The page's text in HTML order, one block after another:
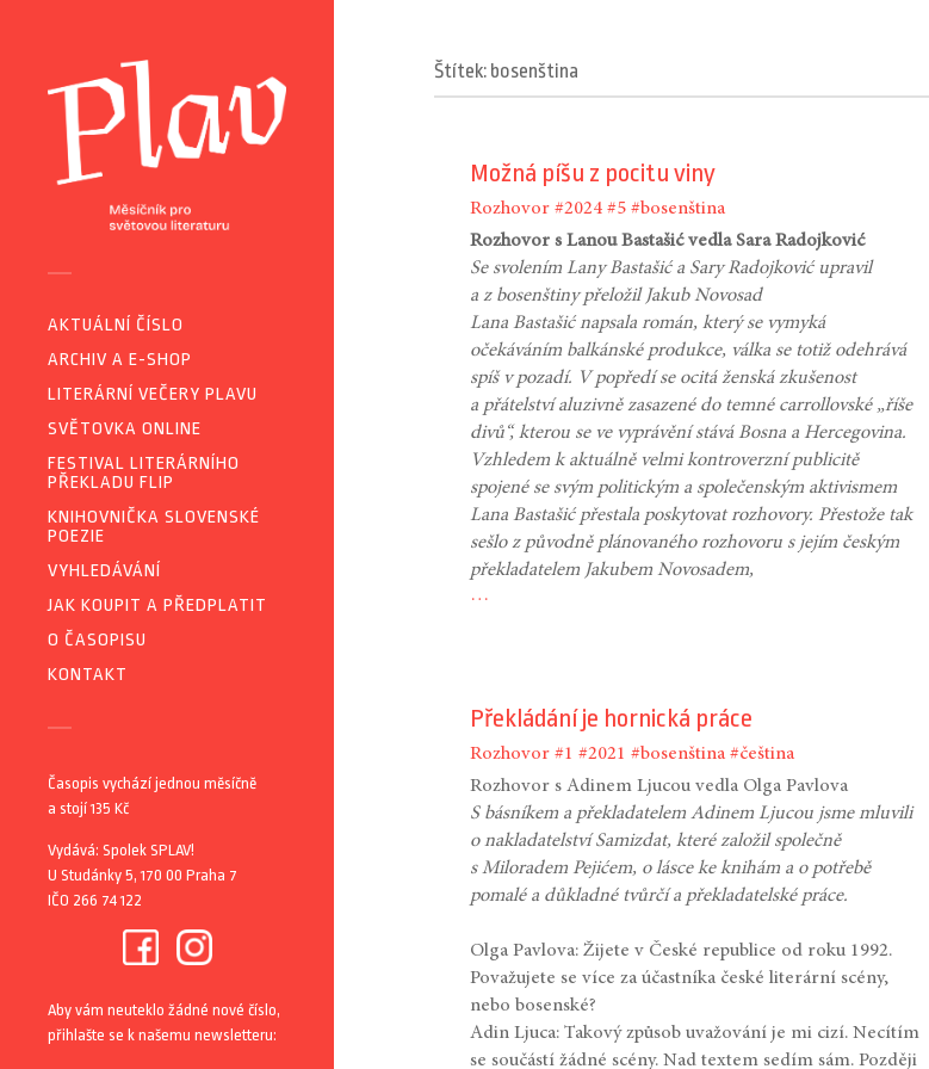
AKTUÁLNÍ ČÍSLO
ARCHIV A E-SHOP
LITERÁRNÍ VEČERY PLAVU
SVĚTOVKA ONLINE
FESTIVAL LITERÁRNÍHO
PŘEKLADU FLIP
KNIHOVNIČKA SLOVENSKÉ
POEZIE
VYHLEDÁVÁNÍ
JAK KOUPIT A PŘEDPLATIT
O ČASOPISU
KONTAKT
Časopis vychází jednou měsíčně
a stojí 135 Kč
Vydává: Spolek SPLAV!
U Studánky 5, 170 00 Praha 7
IČO 266 74 122
Aby vám neuteklo žádné nové číslo,
přihlašte se k našemu newsletteru:
Štítek: bosenština
Možná píšu z pocitu viny
Rozhovor #2024 #5 #bosenština
Rozhovor s Lanou Bastašić vedla Sara Radojković
Se svolením Lany Bastašić a Sary Radojković upravil
a z bosenštiny přeložil Jakub Novosad
Lana Bastašić napsala román, který se vymyká
očekáváním balkánské produkce, válka se totiž odehrává
spíš v pozadí. V popředí se ocitá ženská zkušenost
a přátelství aluzivně zasazené do temné carrollovské „říše
divů“, kterou se ve vyprávění stává Bosna a Hercegovina.
Vzhledem k aktuálně velmi kontroverzní publicitě
spojené se svým politickým a společenským aktivismem
Lana Bastašić přestala poskytovat rozhovory. Přestože tak
sešlo z původně plánovaného rozhovoru s jejím českým
překladatelem Jakubem Novosadem,
…
Překládání je hornická práce
Rozhovor #1 #2021 #bosenština #čeština
Rozhovor s Adinem Ljucou vedla Olga Pavlova
S básníkem a překladatelem Adinem Ljucou jsme mluvili
o nakladatelství Samizdat, které založil společně
s Miloradem Pejićem, o lásce ke knihám a o potřebě
pomalé a důkladné tvůrčí a překladatelské práce.
Olga Pavlova: Žijete v České republice od roku 1992.
Považujete se více za účastníka české literární scény,
nebo bosenské?
Adin Ljuca: Takový způsob uvažování je mi cizí. Necítím
se součástí žádné scény. Nad textem sedím sám. Později